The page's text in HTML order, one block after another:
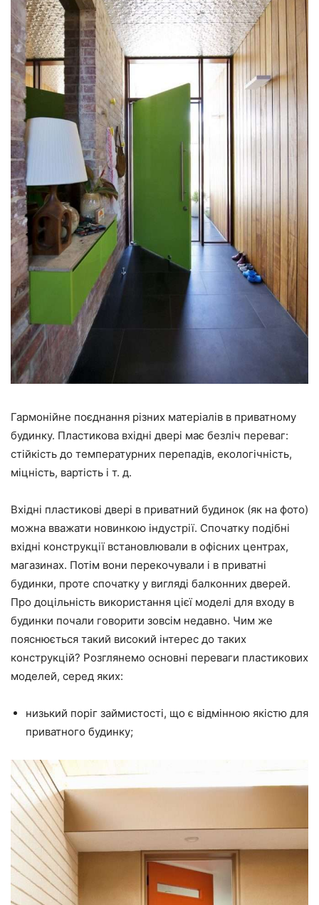
Гармонійне поєднання різних матеріалів в приватному
будинку. Пластикова вхідні двері має безліч переваг:
стійкість до температурних перепадів, екологічність,
міцність, вартість і т. д.
Вхідні пластикові двері в приватний будинок (як на фото)
можна вважати новинкою індустрії. Спочатку подібні
вхідні конструкції встановлювали в офісних центрах,
магазинах. Потім вони перекочували і в приватні
будинки, проте спочатку у вигляді балконних дверей.
Про доцільність використання цієї моделі для входу в
будинки почали говорити зовсім недавно. Чим же
пояснюється такий високий інтерес до таких
конструкцій? Розглянемо основні переваги пластикових
моделей, серед яких:
низький поріг займистості, що є відмінною якістю для
приватного будинку;